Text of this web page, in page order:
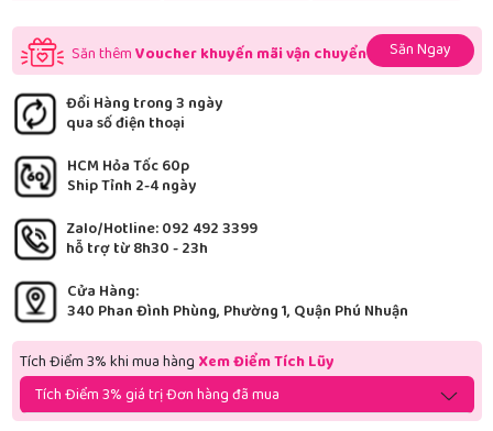
Săn thêmVoucher khuyến mãi vận chuyển Săn Ngay
Đổi Hàng trong 3 ngày
qua số điện thoại
HCM Hỏa Tốc 60p
Ship Tỉnh 2-4 ngày
Zalo/Hotline: 092 492 3399
hỗ trợ từ 8h30 - 23h
Cửa Hàng:
340 Phan Đình Phùng, Phường 1, Quận Phú Nhuận
Tích Điểm 3% khi mua hàng Xem Điểm Tích Lũy
Tích Điểm 3% giá trị Đơn hàng đã mua